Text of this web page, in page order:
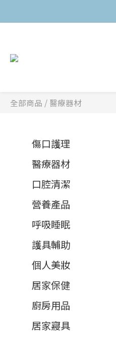
全部商品 / 醫療器材
傷口護理
醫療器材
口腔清潔
營養產品
呼吸睡眠
護具輔助
個人美妝
居家保健
廚房用品
居家寢具